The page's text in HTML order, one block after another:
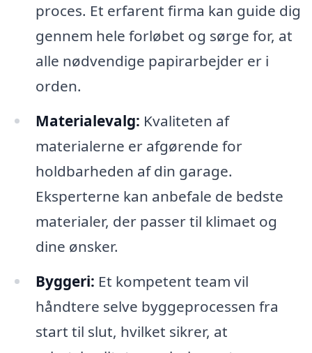
proces. Et erfarent firma kan guide dig
gennem hele forløbet og sørge for, at
alle nødvendige papirarbejder er i
orden.
Materialevalg: Kvaliteten af
materialerne er afgørende for
holdbarheden af din garage.
Eksperterne kan anbefale de bedste
materialer, der passer til klimaet og
dine ønsker.
Byggeri: Et kompetent team vil
håndtere selve byggeprocessen fra
start til slut, hvilket sikrer, at